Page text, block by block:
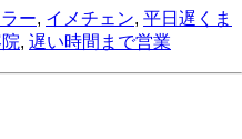
ー, イメチェン, 平日遅くま
, 遅い時間まで営業